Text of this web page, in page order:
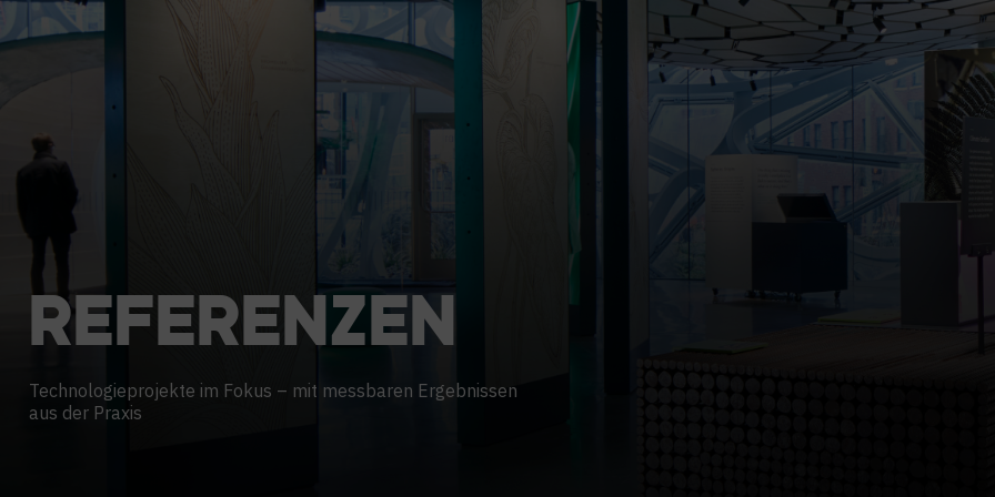
KARRIERE TECHNOLOGIEPARTNER
REFERENZEN
Technologieprojekte im Fokus – mit messbaren Ergebnissen
aus der Praxis